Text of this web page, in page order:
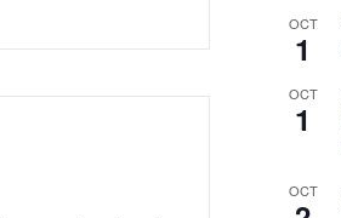
OCT
1
OCT
1
OCT